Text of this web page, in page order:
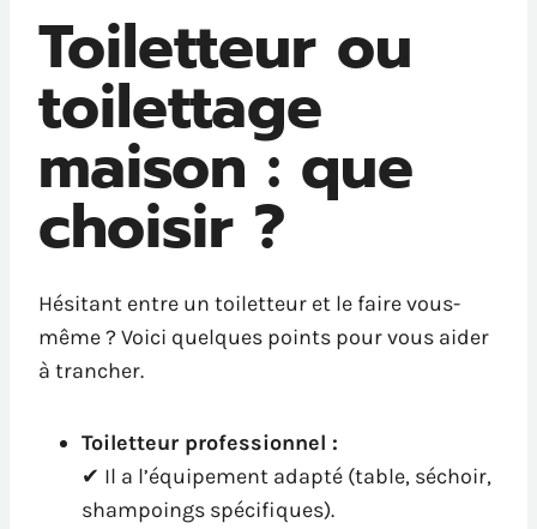
Toiletteur ou
toilettage
maison : que
choisir ?
Hésitant entre un toiletteur et le faire vous-
même ? Voici quelques points pour vous aider
à trancher.
Toiletteur professionnel :
✔ Il a l’équipement adapté (table, séchoir,
shampoings spécifiques).